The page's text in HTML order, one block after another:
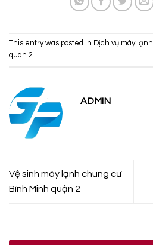
This entry was posted in Dịch vụ máy lạnh
quan 2.
ADMIN
Vệ sinh máy lạnh chung cư
Bình Minh quận 2